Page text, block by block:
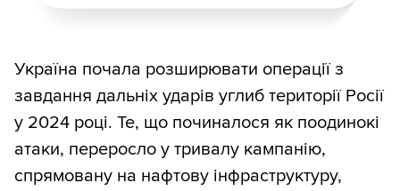
Україна почала розширювати операції з
завдання дальніх ударів углиб території Росії
у 2024 році. Те, що починалося як поодинокі
атаки, переросло у тривалу кампанію,
спрямовану на нафтову інфраструктуру,